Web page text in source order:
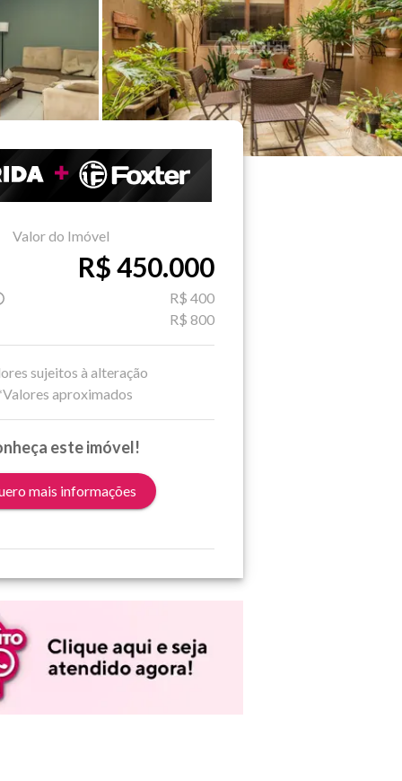
Valor do Imóvel
R$ 450.000
R$ 400
R$ 800
sujeitos à alteração
aproximados
este imóvel!
mais informações